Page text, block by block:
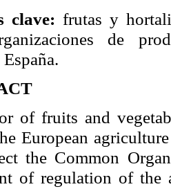
clave: frutas y
de
of fruits and
European
the Common
of regulation of the